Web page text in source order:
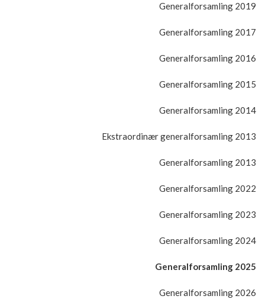
Generalforsamling 2019
Generalforsamling 2017
Generalforsamling 2016
Generalforsamling 2015
Generalforsamling 2014
Ekstraordinær generalforsamling 2013
Generalforsamling 2013
Generalforsamling 2022
Generalforsamling 2023
Generalforsamling 2024
Generalforsamling 2025
Generalforsamling 2026